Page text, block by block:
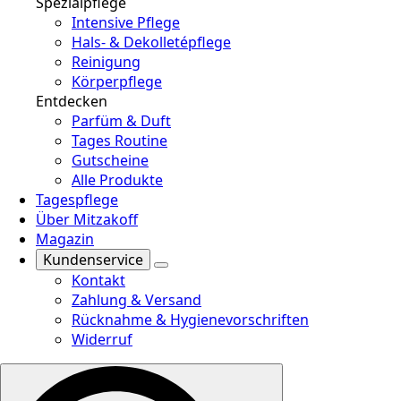
Intensive Pflege
Hals- & Dekolletépflege
Reinigung
Körperpflege
Entdecken
Parfüm & Duft
Tages Routine
Gutscheine
Alle Produkte
Tagespflege
Über Mitzakoff
Magazin
Kundenservice
Kontakt
Zahlung & Versand
Rücknahme & Hygienevorschriften
Widerruf